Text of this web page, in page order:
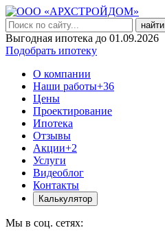
найти
Выгодная ипотека до 01.09.2026
Подобрать ипотеку
О компании
Наши работы+36
Цены
Проектирование
Ипотека
Отзывы
Акции+2
Услуги
Видеоблог
Контакты
Калькулятор
Мы в соц. сетях: